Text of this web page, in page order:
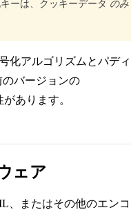
ーは、クッキーデータ のみ
化アルゴリズムとパデ
のバージョンの
あります。
ェア
、またはその他のエン